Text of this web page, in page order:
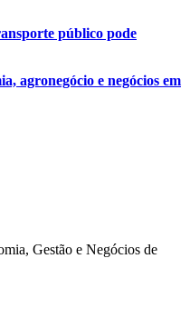
público pode
agronegócio e negócios em
Gestão e Negócios de